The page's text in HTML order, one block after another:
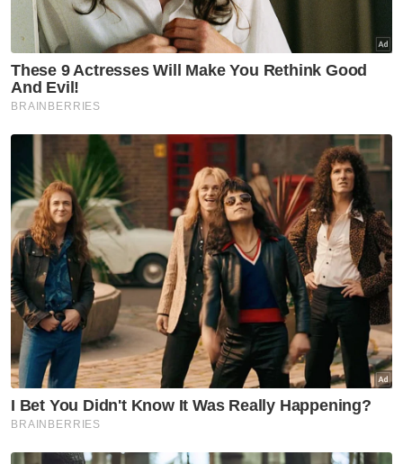
hari!
“Setiap bulan mesti ada kemalangan.
Kadang-kadang kereta jatuh sungai. Biasanya
bukan orang kampung sini, sebab orang sini
dah biasa dengan jalan ni,” katanya.
Dia menambah, laluan itu merupakan jalan
utama yang menghubungkan Jitra ke
Kubang Sepat dan Alor Setar, menjadikan ia
sibuk terutama pada waktu pagi dan petang.
Menurutnya, penduduk berharap agar
tragedi ini menjadi titik tolak kepada tindakan